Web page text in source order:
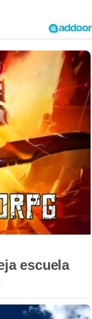
escuela